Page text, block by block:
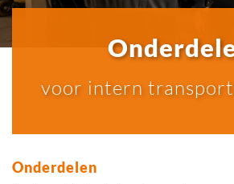
voor intern
Onderdelen